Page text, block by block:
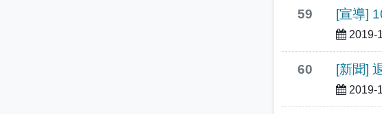
59 [宣導]
2019-
60 [新聞]
2019-